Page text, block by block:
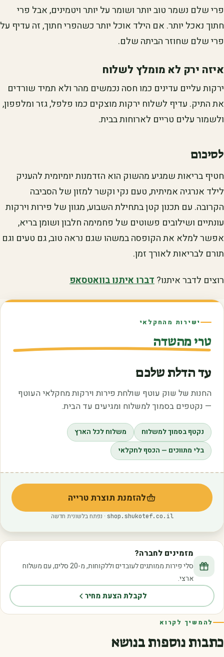
פרי שלם נשמר טוב יותר ושומר על יותר ויטמינים, אבל פרי
חתוך נאכל יותר. אם הילד אוכל יותר כשהפרי חתוך, זה עדיף על
פרי שלם שחוזר הביתה שלם.
איזה ירק לא מומלץ לשלוח
ירקות עליים עדינים כמו חסה נכמשים מהר ולא תמיד שורדים
את התיק. עדיף לשלוח ירקות מוצקים כמו פלפל, גזר ומלפפון,
ולשמור עלים טריים לארוחות בבית.
לסיכום
חטיף בריאות שמגיע מהשוק הוא הזדמנות יומיומית להעניק
לילד אנרגיה אמיתית, טעם נקי וקשר למזון של הסביבה
הקרובה. עם תכנון קטן בתחילת השבוע, מגוון של פירות וירקות
עונתיים ושילובים פשוטים של פחמימה חלבון ושומן בריא,
אפשר למלא את הקופסה במשהו שגם נראה טוב, גם טעים וגם
תורם לבריאות לאורך זמן.
רוצים לדבר איתנו?דברו איתנו בוואטסאפ
ישירות מהחקלאי
טרי מהשדה
עד הדלת שלכם
החנות של שוק עוטף שולחת פירות וירקות מחקלאי העוטף
— נקטפים בסמוך למשלוח ומגיעים עד הבית.
נקטף בסמוך למשלוח
משלוח לכל הארץ
בלי מתווכים — הכסף לחקלאי
להזמנת תוצרת טרייה
(נפתח בלשונית חדשה)
shop.shukotef.co.il · נפתח בלשונית חדשה
מזמינים לחברה?
סלי פירות ממותגים לעובדים וללקוחות, מ-20 סלים, עם משלוח
ארצי.
לקבלת הצעת מחיר
להמשיך לקרוא
כתבות נוספות בנושא